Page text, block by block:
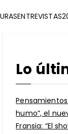
ENTREVISTAS
Lo
humo”, el
Fransia: “El